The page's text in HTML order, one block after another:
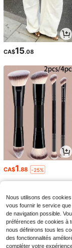
CA$15.08
CA$1.88 -25%
Nous utilisons des
vous fournir le service
de navigation possible.
préférences de cookies à
nous définirons tous les
des fonctionnalités
compléter votre